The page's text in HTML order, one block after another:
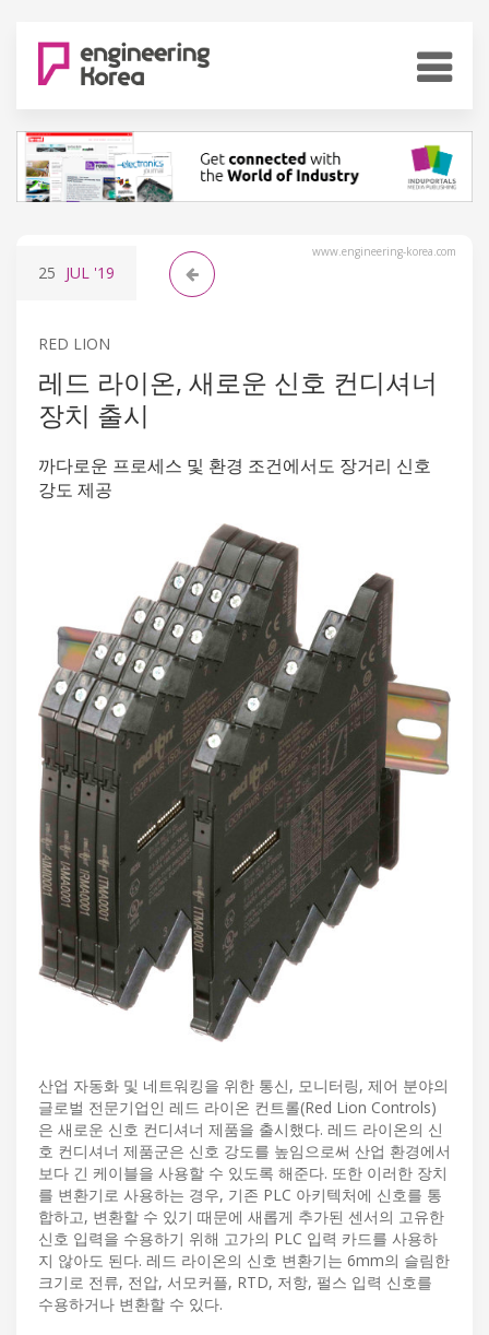
www.engineering-korea.com
25 JUL '19
RED LION
레드 라이온, 새로운 신호 컨디셔너
장치 출시
까다로운 프로세스 및 환경 조건에서도 장거리 신호
강도 제공
산업 자동화 및 네트워킹을 위한 통신, 모니터링, 제어 분야의
글로벌 전문기업인 레드 라이온 컨트롤(Red Lion Controls)
은 새로운 신호 컨디셔너 제품을 출시했다. 레드 라이온의 신
호 컨디셔너 제품군은 신호 강도를 높임으로써 산업 환경에서
보다 긴 케이블을 사용할 수 있도록 해준다. 또한 이러한 장치
를 변환기로 사용하는 경우, 기존 PLC 아키텍처에 신호를 통
합하고, 변환할 수 있기 때문에 새롭게 추가된 센서의 고유한
신호 입력을 수용하기 위해 고가의 PLC 입력 카드를 사용하
지 않아도 된다. 레드 라이온의 신호 변환기는 6mm의 슬림한
크기로 전류, 전압, 서모커플, RTD, 저항, 펄스 입력 신호를
수용하거나 변환할 수 있다.